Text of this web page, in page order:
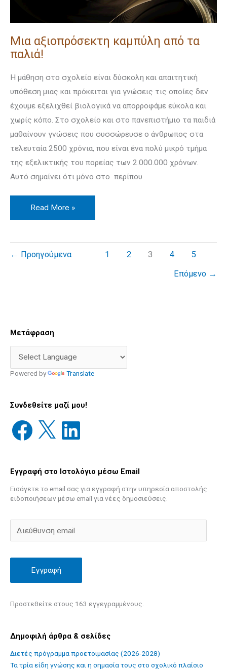
Mια αξιοπρόσεκτη καμπύλη από τα
παλιά!
Η μάθηση στο σχολείο είναι δύσκολη και απαιτητική
υπόθεση μιας και πρόκειται για γνώσεις τις οποίες δεν
έχουμε εξελιχθεί βιολογικά να απορροφάμε εύκολα και
χωρίς κόπο. Στο σχολείο και στο πανεπιστήμιο τα παιδιά
μαθαίνουν γνώσεις που συσσώρευσε ο άνθρωπος στα
τελευταία 2500 χρόνια, που είναι ένα πολύ μικρό τμήμα
της εξελικτικής του πορείας των 2.000.000 χρόνων.
Αυτό σημαίνει ότι μόνο στο περίπου
Read More »
← Προηγούμενα 1 2 3 4 5
Επόμενο →
Μετάφραση
Powered by Translate
Συνδεθείτε μαζί μου!
Facebook
X
Εγγραφή στο Ιστολόγιο μέσω Email
Εισάγετε το email σας για εγγραφή στην υπηρεσία αποστολής
ειδοποιήσεων μέσω email για νέες δημοσιεύσεις.
Διεύθυνση
Εγγραφή
Προστεθείτε στους 163 εγγεγραμμένους.
Δημοφιλή άρθρα & σελίδες
Διετές πρόγραμμα προετοιμασίας (2026-2028)
Τα τρία είδη γνώσης και η σημασία τους στο σχολικό πλαίσιο
Παλιές